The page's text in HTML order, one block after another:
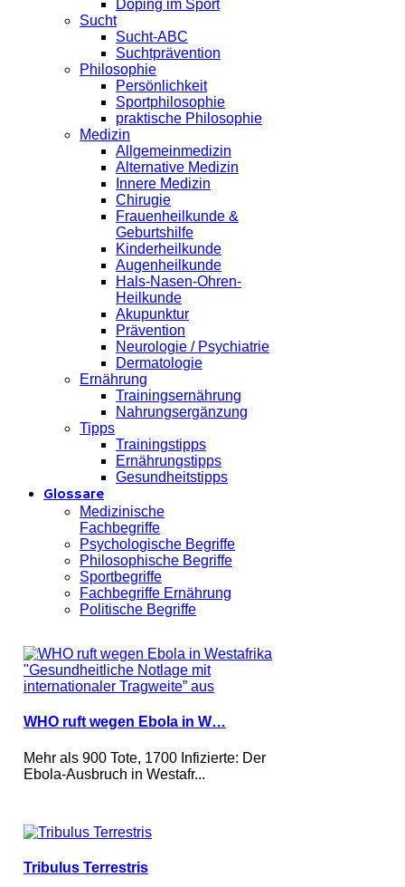
Doping im Sport
Sucht
Sucht-ABC
Suchtprävention
Philosophie
Persönlichkeit
Sportphilosophie
praktische Philosophie
Medizin
Allgemeinmedizin
Alternative Medizin
Innere Medizin
Chirugie
Frauenheilkunde &
Geburtshilfe
Kinderheilkunde
Augenheilkunde
Hals-Nasen-Ohren-
Heilkunde
Akupunktur
Prävention
Neurologie / Psychiatrie
Dermatologie
Ernährung
Trainingsernährung
Nahrungsergänzung
Tipps
Trainingstipps
Ernährungstipps
Gesundheitstipps
Glossare
Medizinische
Fachbegriffe
Psychologische Begriffe
Philosophische Begriffe
Sportbegriffe
Fachbegriffe Ernährung
Politische Begriffe
WHO ruft wegen Ebola in W…
Mehr als 900 Tote, 1700 Infizierte: Der
Ebola-Ausbruch in Westafr...
Tribulus Terrestris